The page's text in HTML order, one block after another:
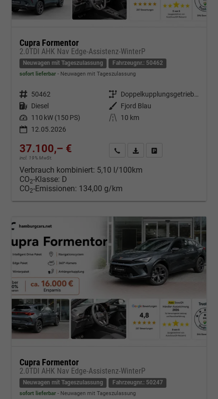
Cupra Formentor
2.0TDI AHK Nav Edge-Assistenz-WinterP
Neuwagen mit Tageszulassung Fahrzeugnr.: 50462
sofort lieferbar Neuwagen mit Tageszulassung
Fahrzeugnr. 50462 Getriebe
Doppelkupplungsgetriebe (DSG)
Kraftstoff Diesel Außenfarbe
Fjord Blau
Leistung 110 kW (150 PS) Kilometerstand
10 km
12.05.2026
37.100,– €
incl. 19% MwSt.
Kontakt & Angebot anfordern
PDF-Datei, Fahrzeugexposé
Verbrauch kombiniert: 5,10 l/100km
CO2-Klasse: D
CO2-Emissionen: 134,00 g/km
Cupra Formentor
2.0TDI AHK Nav Edge-Assistenz-WinterP
Neuwagen mit Tageszulassung Fahrzeugnr.: 50247
sofort lieferbar Neuwagen mit Tageszulassung